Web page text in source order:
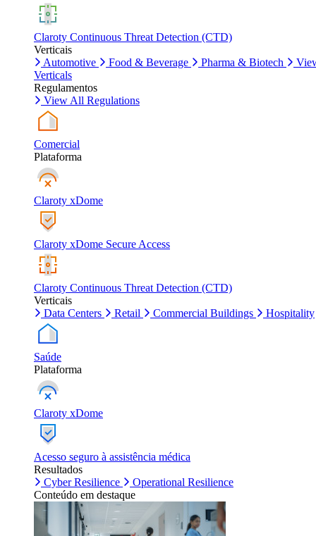
Claroty Continuous Threat Detection (CTD)
Verticais
Automotive
Food & Beverage Pharma & Biotech
Verticals
Regulamentos
View All Regulations
Comercial
Plataforma
Claroty xDome
Claroty xDome Secure Access
Claroty Continuous Threat Detection (CTD)
Verticais
Data Centers
Retail Commercial Buildings Hospitality
Saúde
Plataforma
Claroty xDome
Acesso seguro à assistência médica
Resultados
Cyber Resilience
Operational Resilience
Conteúdo em destaque